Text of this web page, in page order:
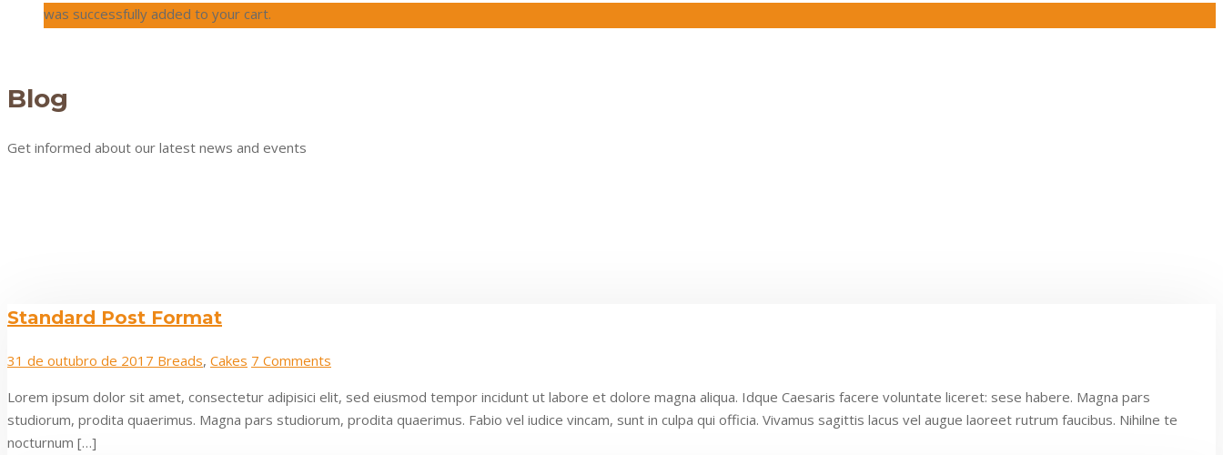
was successfully added to your cart.
Blog
Get informed about our latest news and events
Standard Post Format
31 de outubro de 2017 Breads, Cakes 7 Comments
Lorem ipsum dolor sit amet, consectetur adipisici elit, sed eiusmod tempor incidunt ut labore et dolore magna aliqua. Idque Caesaris facere voluntate liceret: sese habere. Magna pars
studiorum, prodita quaerimus. Magna pars studiorum, prodita quaerimus. Fabio vel iudice vincam, sunt in culpa qui officia. Vivamus sagittis lacus vel augue laoreet rutrum faucibus. Nihilne te
nocturnum […]